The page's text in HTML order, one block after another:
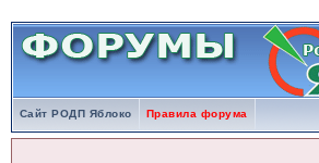
Сайт РОДП Яблоко Правила форума